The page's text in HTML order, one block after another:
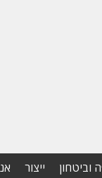
וביטחון ייצור